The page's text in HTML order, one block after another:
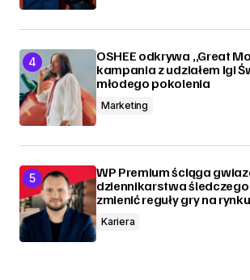
OSHEE odkrywa „Great
kampania z udziałem Igi
młodego pokolenia
Marketing
WP Premium ściąga
dziennikarstwa śledczego
zmienić reguły gry na
Kariera